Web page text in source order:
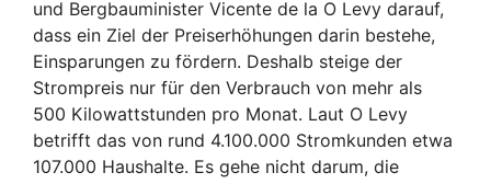
und Bergbauminister Vicente de la O Levy darauf,
dass ein Ziel der Preiserhöhungen darin bestehe,
Einsparungen zu fördern. Deshalb steige der
Strompreis nur für den Verbrauch von mehr als
500 Kilowattstunden pro Monat. Laut O Levy
betrifft das von rund 4.100.000 Stromkunden etwa
107.000 Haushalte. Es gehe nicht darum, die